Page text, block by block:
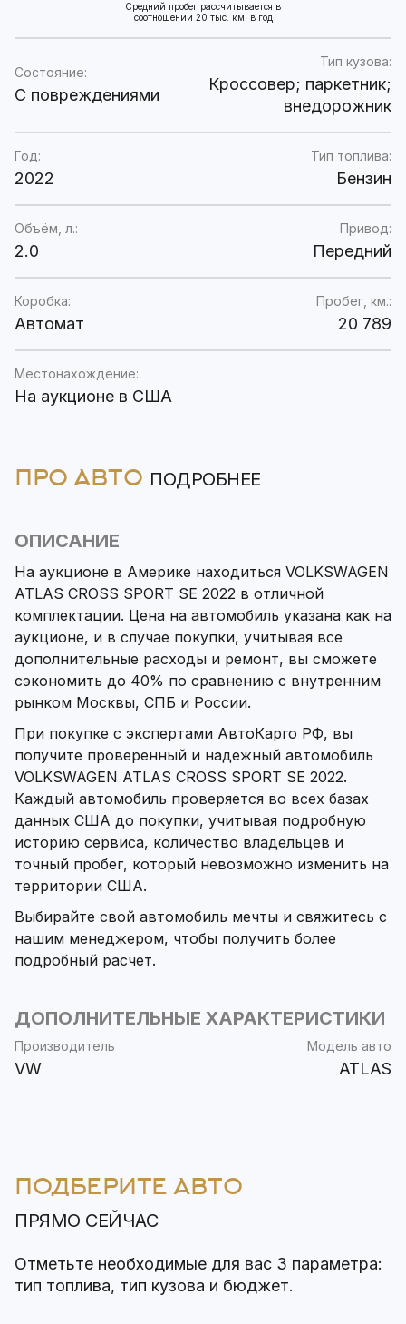
Средний пробег рассчитывается в
соотношении 20 тыс. км. в год
Состояние:
C повреждениями
Тип кузова:
Кроссовер; паркетник;
внедорожник
Год:
2022
Тип топлива:
Бензин
Объём, л.:
2.0
Привод:
Передний
Коробка:
Автомат
Пробег, км.:
20 789
Местонахождение:
На аукционе в США
ПРО АВТО ПОДРОБНЕЕ
ОПИСАНИЕ
На аукционе в Америке находиться VOLKSWAGEN
ATLAS CROSS SPORT SE 2022 в отличной
комплектации. Цена на автомобиль указана как на
аукционе, и в случае покупки, учитывая все
дополнительные расходы и ремонт, вы сможете
сэкономить до 40% по сравнению с внутренним
рынком Москвы, СПБ и России.
При покупке с экспертами АвтоКарго РФ, вы
получите проверенный и надежный автомобиль
VOLKSWAGEN ATLAS CROSS SPORT SE 2022.
Каждый автомобиль проверяется во всех базах
данных США до покупки, учитывая подробную
историю сервиса, количество владельцев и
точный пробег, который невозможно изменить на
территории США.
Выбирайте свой автомобиль мечты и свяжитесь с
нашим менеджером, чтобы получить более
подробный расчет.
ДОПОЛНИТЕЛЬНЫЕ ХАРАКТЕРИСТИКИ
Производитель
VW
Модель авто
ATLAS
ПОДБЕРИТЕ АВТО
ПРЯМО СЕЙЧАС
Отметьте необходимые для вас 3 параметра:
тип топлива, тип кузова и бюджет.